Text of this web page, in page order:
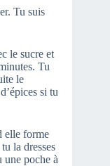
Tu suis
le sucre et
Tu
le
si tu
elle forme
la dresses
une poche à